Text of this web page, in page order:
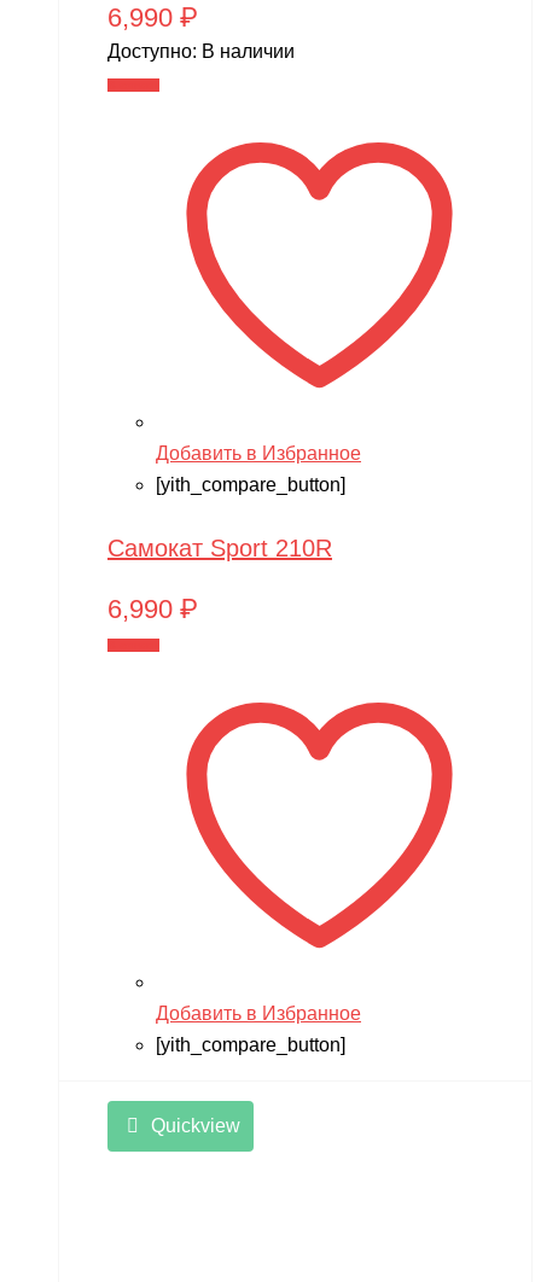
6,990 ₽
Доступно: В наличии
Добавить в Избранное
[yith_compare_button]
Самокат Sport 210R
6,990 ₽
Добавить в Избранное
[yith_compare_button]
Quickview